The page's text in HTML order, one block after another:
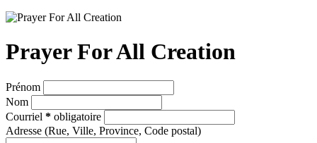
Prayer For All Creation
Prénom
Nom
Courriel * obligatoire
Adresse (Rue, Ville, Province, Code postal)